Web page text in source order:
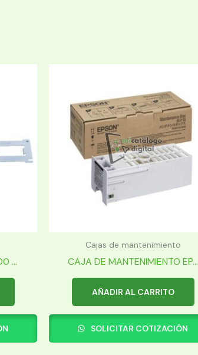
...
Cajas de mantenimiento
CAJA DE MANTENIMIENTO EP...
AÑADIR AL CARRITO
SOLICITAR COTIZACIÓN